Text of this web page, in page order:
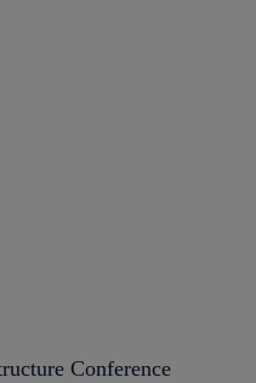
Conference